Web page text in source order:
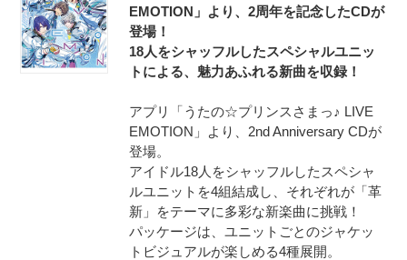
EMOTION」より、2周年を記念したCDが
登場！
18人をシャッフルしたスペシャルユニッ
トによる、魅力あふれる新曲を収録！
アプリ「うたの☆プリンスさまっ♪ LIVE
EMOTION」より、2nd Anniversary CDが
登場。
アイドル18人をシャッフルしたスペシャ
ルユニットを4組結成し、それぞれが「革
新」をテーマに多彩な新楽曲に挑戦！
パッケージは、ユニットごとのジャケッ
トビジュアルが楽しめる4種展開。